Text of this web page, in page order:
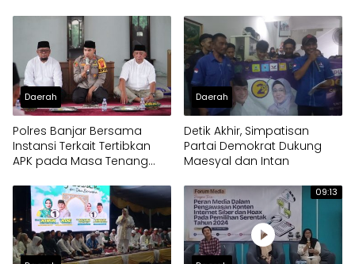
Daerah
Polres Banjar Bersama
Instansi Terkait Tertibkan
APK pada Masa Tenang
Daerah
Detik Akhir, Simpatisan
Partai Demokrat Dukung
Maesyal dan Intan
09:13